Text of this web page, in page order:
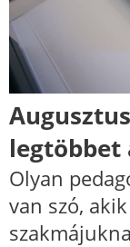
legtöbbet
Olyan
van szó,